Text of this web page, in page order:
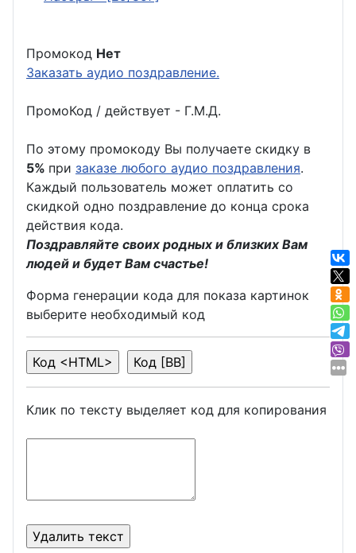
Промокод Нет
Заказать аудио поздравление.
ПромоКод / действует - Г.М.Д.
По этому промокоду Вы получаете скидку в
5% при заказе любого аудио поздравления.
Каждый пользователь может оплатить со
скидкой одно поздравление до конца срока
действия кода.
Поздравляйте своих родных и близких Вам
людей и будет Вам счастье!
Форма генерации кода для показа картинок
выберите необходимый код
Клик по тексту выделяет код для копирования